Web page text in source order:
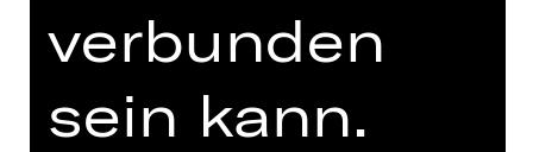
verbunden
sein kann.